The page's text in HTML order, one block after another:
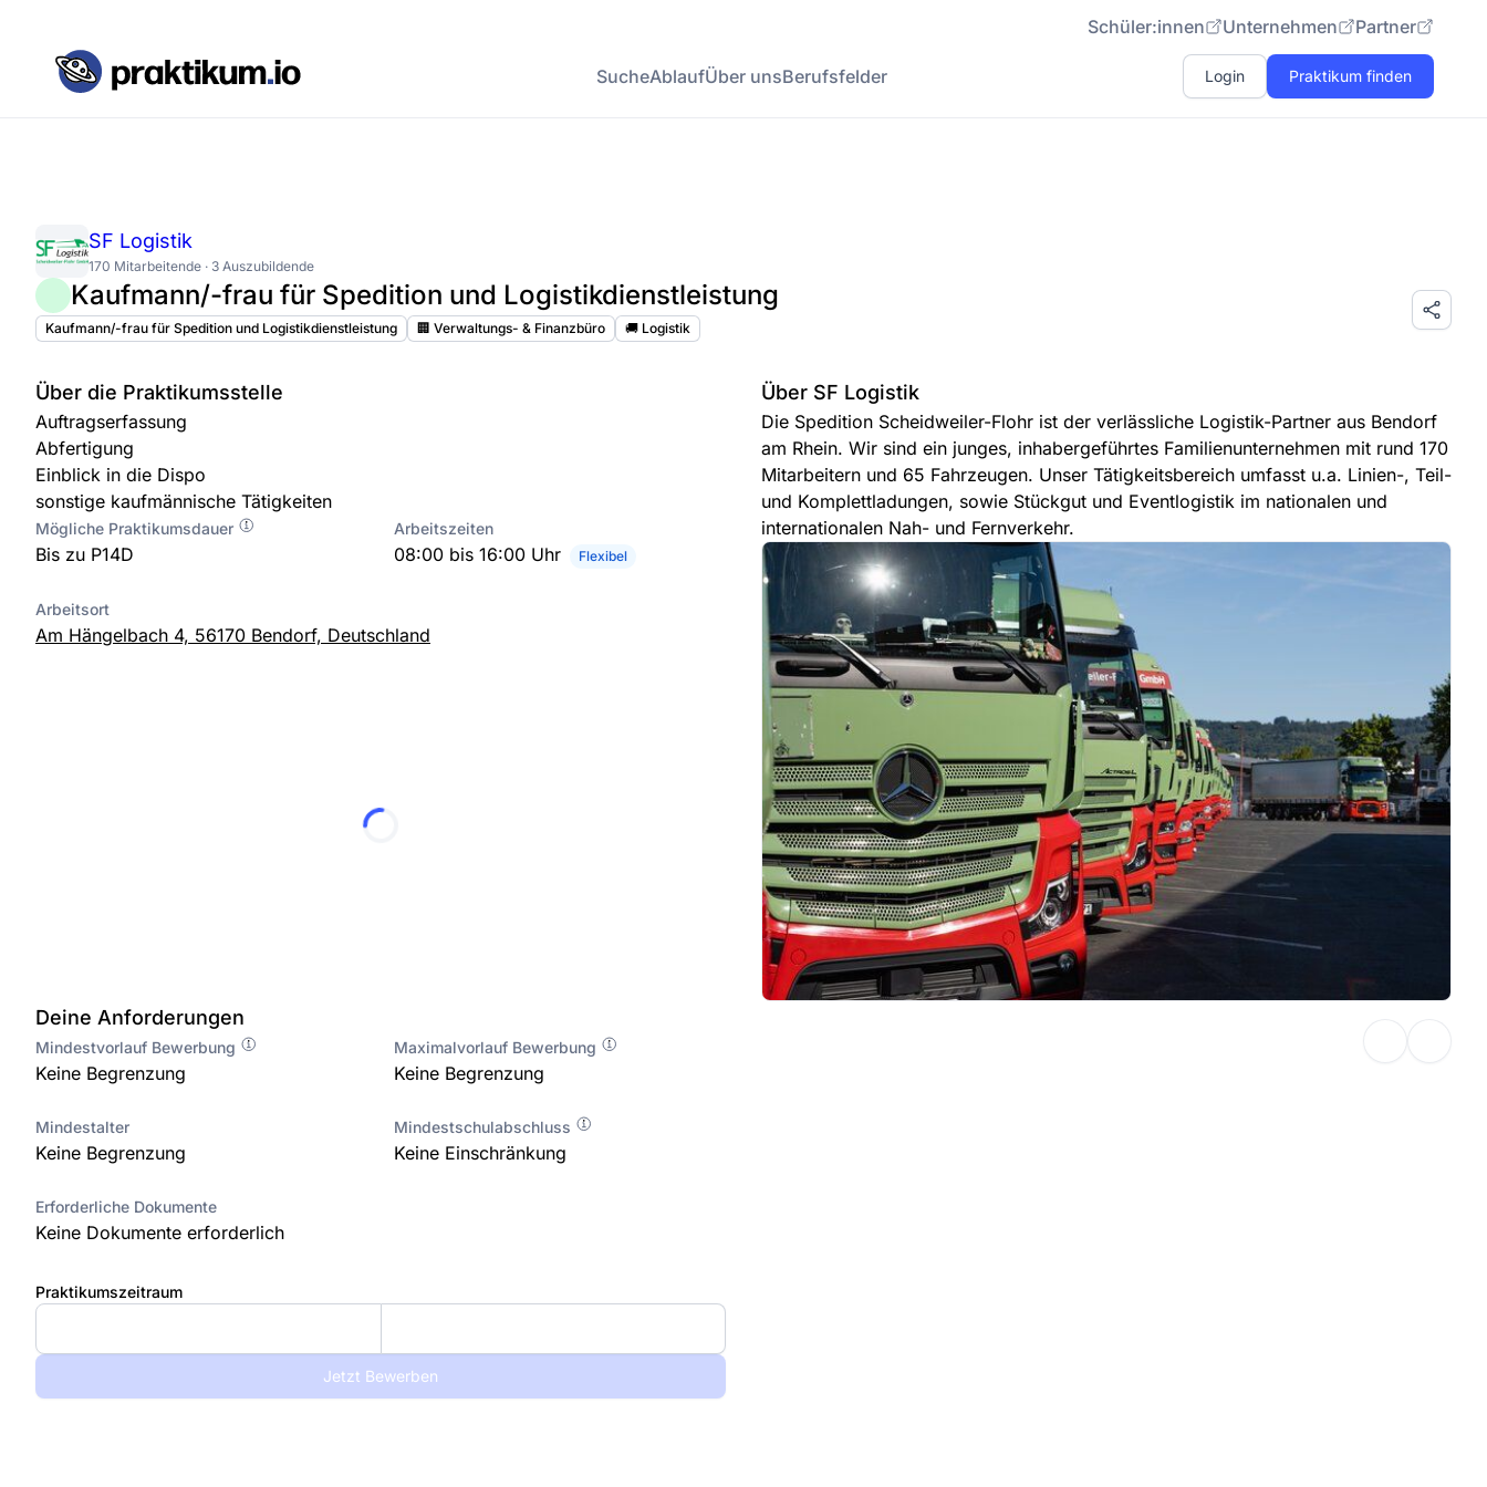
Schüler:innen Unternehmen Partner
SucheAblaufÜber unsBerufsfelder Login Praktikum finden
SF Logistik
170 Mitarbeitende · 3 Auszubildende
Kaufmann/-frau für Spedition und Logistikdienstleistung
Kaufmann/-frau für Spedition und Logistikdienstleistung 🏢 Verwaltungs- & Finanzbüro 🚚 Logistik
Über die Praktikumsstelle
Auftragserfassung
Abfertigung
Einblick in die Dispo
sonstige kaufmännische Tätigkeiten
Mögliche Praktikumsdauer
Bis zu P14D
Arbeitszeiten
08:00 bis 16:00 Uhr Flexibel
Arbeitsort
Am Hängelbach 4, 56170 Bendorf, Deutschland
Deine Anforderungen
Mindestvorlauf Bewerbung
Keine Begrenzung
Maximalvorlauf Bewerbung
Keine Begrenzung
Mindestalter
Keine Begrenzung
Mindestschulabschluss
Keine Einschränkung
Erforderliche Dokumente
Keine Dokumente erforderlich
Über SF Logistik
Die Spedition Scheidweiler-Flohr ist der verlässliche Logistik-Partner aus Bendorf
am Rhein. Wir sind ein junges, inhabergeführtes Familienunternehmen mit rund 170
Mitarbeitern und 65 Fahrzeugen. Unser Tätigkeitsbereich umfasst u.a. Linien-, Teil-
und Komplettladungen, sowie Stückgut und Eventlogistik im nationalen und
internationalen Nah- und Fernverkehr.
Praktikumszeitraum
Jetzt Bewerben